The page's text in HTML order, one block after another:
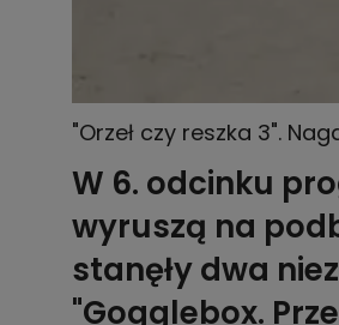
"Orzeł czy reszka 3".
EMISJĄ W TV]
W 6. odcinku
wyruszą na
stanęły dwa
"Gogglebox.